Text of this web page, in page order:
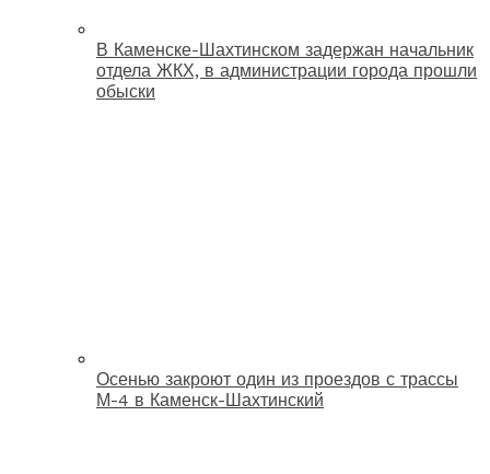
В Каменске-Шахтинском задержан начальник
отдела ЖКХ, в администрации города прошли
обыски
Осенью закроют один из проездов с трассы
М-4 в Каменск-Шахтинский